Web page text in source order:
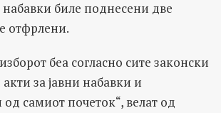
биле поднесени две
отфрлени.
беа согласно сите законски
за јавни набавки и
самиот почеток“, велат од